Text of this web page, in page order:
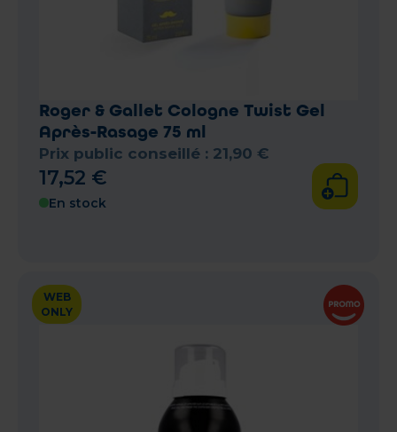
Roger & Gallet Cologne Twist Gel
Après-Rasage 75 ml
Prix public conseillé : 21,90 €
17,52 €
En stock
WEB
ONLY